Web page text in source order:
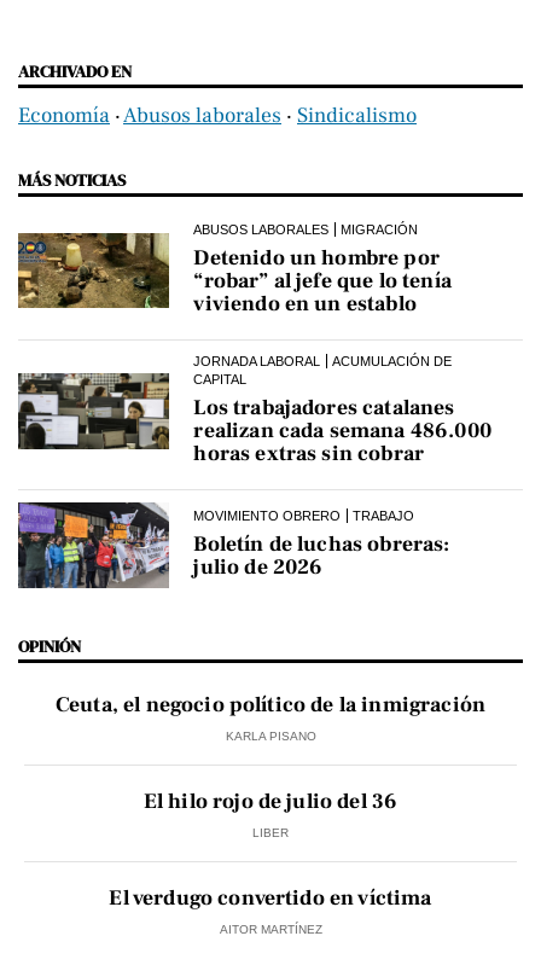
ARCHIVADO EN
Economía ‧Abusos laborales ‧ Sindicalismo
MÁS NOTICIAS
ABUSOS LABORALES MIGRACIÓN
Detenido un hombre por
“robar” al jefe que lo tenía
viviendo en un establo
JORNADA LABORAL
ACUMULACIÓN DE
CAPITAL
Los trabajadores catalanes
realizan cada semana 486.000
horas extras sin cobrar
MOVIMIENTO OBRERO TRABAJO
Boletín de luchas obreras:
julio de 2026
OPINIÓN
Ceuta, el negocio político de la inmigración
KARLA PISANO
El hilo rojo de julio del 36
LIBER
El verdugo convertido en víctima
AITOR MARTÍNEZ